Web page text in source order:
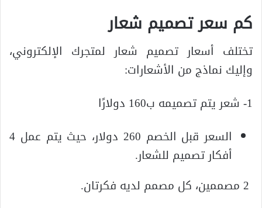
كم سعر تصميم شعار
تختلف أسعار تصميم شعار لمتجرك الإلكتروني،
وإليك نماذج من الأشعارات:
1- شعر يتم تصميمه ب160 دولارًا
السعر قبل الخصم 260 دولار، حيث يتم عمل 4
أفكار تصميم للشعار.